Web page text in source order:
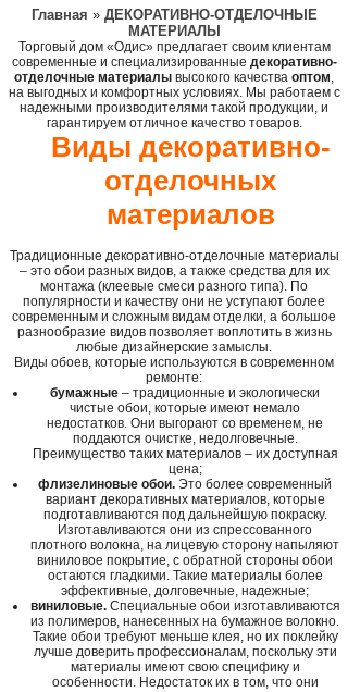
Главная » ДЕКОРАТИВНО-ОТДЕЛОЧНЫЕ
МАТЕРИАЛЫ
Торговый дом «Одис» предлагает своим клиентам
современные и специализированные декоративно-
отделочные материалы высокого качества оптом,
на выгодных и комфортных условиях. Мы работаем с
надежными производителями такой продукции, и
гарантируем отличное качество товаров.
Виды декоративно-
отделочных
материалов
Традиционные декоративно-отделочные материалы
– это обои разных видов, а также средства для их
монтажа (клеевые смеси разного типа). По
популярности и качеству они не уступают более
современным и сложным видам отделки, а большое
разнообразие видов позволяет воплотить в жизнь
любые дизайнерские замыслы.
Виды обоев, которые используются в современном
ремонте:
бумажные – традиционные и экологически
чистые обои, которые имеют немало
недостатков. Они выгорают со временем, не
поддаются очистке, недолговечные.
Преимущество таких материалов – их доступная
цена;
флизелиновые обои. Это более современный
вариант декоративных материалов, которые
подготавливаются под дальнейшую покраску.
Изготавливаются они из спрессованного
плотного волокна, на лицевую сторону напыляют
виниловое покрытие, с обратной стороны обои
остаются гладкими. Такие материалы более
эффективные, долговечные, надежные;
виниловые.Специальные обои изготавливаются
из полимеров, нанесенных на бумажное волокно.
Такие обои требуют меньше клея, но их поклейку
лучше доверить профессионалам, поскольку эти
материалы имеют свою специфику и
особенности. Недостаток их в том, что они